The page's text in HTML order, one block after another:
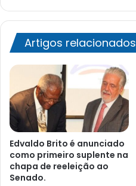
Artigos relacionados
Edvaldo Brito é anunciado
como primeiro suplente na
chapa de reeleição ao
Senado.